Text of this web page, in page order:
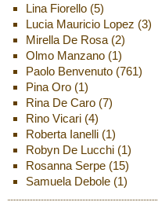
Lina Fiorello(5)
Lucia Mauricio Lopez (3)
Mirella De Rosa(2)
Olmo Manzano(1)
Paolo Benvenuto(761)
Pina Oro(1)
Rina De Caro(7)
Rino Vicari(4)
Roberta Ianelli(1)
Robyn De Lucchi(1)
Rosanna Serpe(15)
Samuela Debole(1)